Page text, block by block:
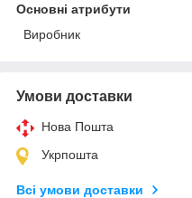
Основні атрибути
Виробник
Умови доставки
Нова Пошта
Укрпошта
Всі умови доставки